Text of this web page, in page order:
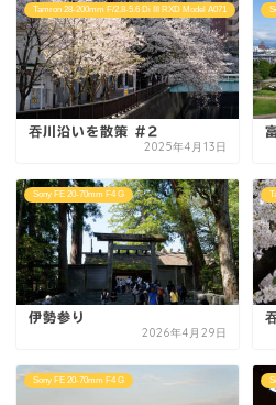
Tamron 28-200mm F/2.8-5.6 Di III RXD Model A071
吞川沿いを散策 #2
2025年4月13日
Sony FE 20-70mm F4 G
伊勢参り
2026年4月29日
Sony FE 20-70mm F4 G